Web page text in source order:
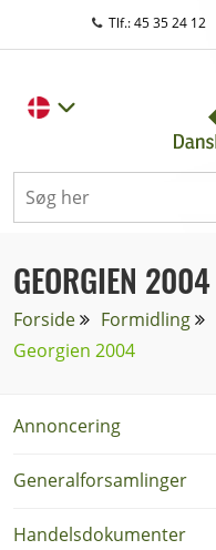
Tlf.: 45 35 24 12
GEORGIEN 2004
Forside Formidling
Georgien 2004
Annoncering
Generalforsamlinger
Handelsdokumenter